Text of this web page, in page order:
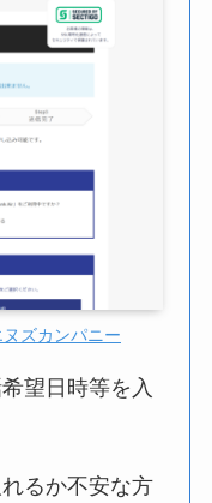
ズカンパニー
望日時等を入
るか不安な方